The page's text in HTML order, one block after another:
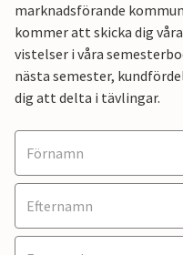
marknadsförande
kommer att skicka dig
vistelser i våra
nästa semester,
dig att delta i tävlingar.